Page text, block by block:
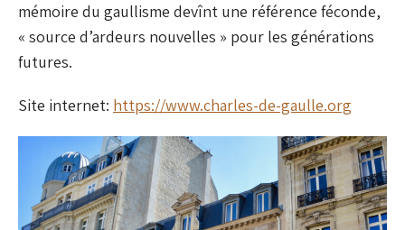
mémoire du gaullisme devînt une référence féconde,
« source d’ardeurs nouvelles » pour les générations
futures.
Site internet: https://www.charles-de-gaulle.org